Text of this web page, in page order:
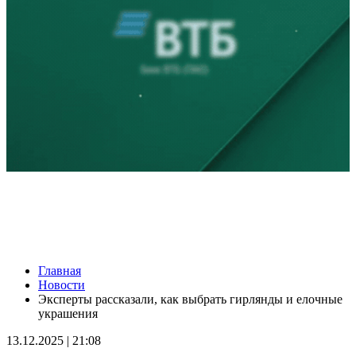
В Большой Глушице появится зона отдыха у воды
07.08.2026 | 21:41
Вячеслав Федорищев: "Важно отмечать тех, кто всей душой и
сердцем болеет за нашу Самарскую область и вносит большой
07.08.2026 | 21:21
Главная
Новости
Эксперты рассказали, как выбрать гирлянды и елочные
украшения
13.12.2025 | 21:08